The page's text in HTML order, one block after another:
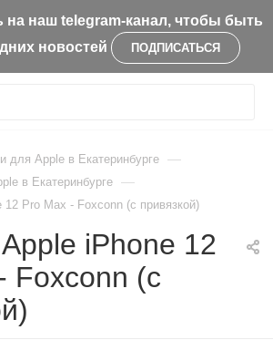
на наш telegram-канал, чтобы быть
новостей
ПОДПИСАТЬСЯ
для Apple в Екатеринбурге —
в Екатеринбурге —
Pro Max - Foxconn (с привязкой)
iPhone 12
Foxconn (с